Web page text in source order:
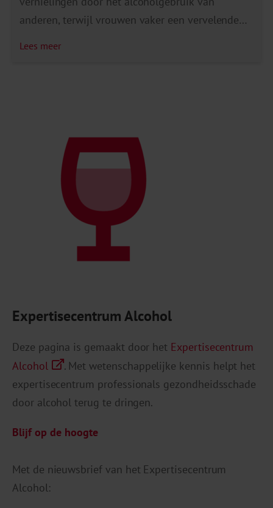
Expertisecentrum Alcohol
Deze pagina is gemaakt door het Expertisecentrum
Alcohol
. Met wetenschappelijke kennis helpt het
expertisecentrum professionals gezondheidsschade
door alcohol terug te dringen.
Blijf op de hoogte
Met de nieuwsbrief van het Expertisecentrum
Alcohol:
anderen, terwijl vrouwen vaker een vervelende
Ook volwassenen die zelf […]
Lees meer